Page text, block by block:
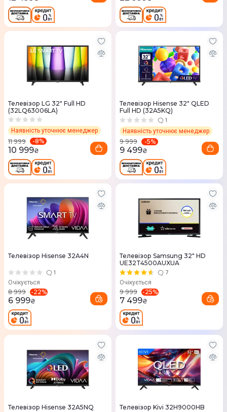
Телевізор LG 32" Full HD
(32LQ63006LA)
Наявність уточнює менеджер
11 999 -8%
10 999₴
Телевізор Hisense 32" QLED
Full HD (32A5KQ)
1
Наявність уточнює менеджер
9 999 -5%
9 499₴
Телевізор Hisense 32A4N
1
Очікується
8 999 -22%
6 999₴
Телевізор Samsung 32" HD
UE32T4500AUXUA
7
Очікується
9 999 -25%
7 499₴
Телевізор Hisense 32A5NQ Телевізор Kivi 32H9000HB